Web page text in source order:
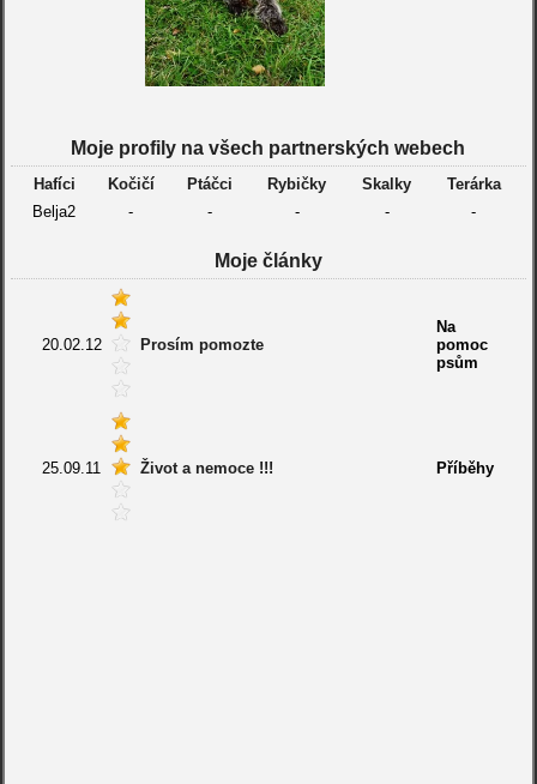
Moje profily na všech partnerských webech
Hafíci Kočičí Ptáčci Rybičky Skalky
Terárka
Belja2
- - - - -
Moje články
20.02.12 Prosím pomozte
Na
pomoc
psům
25.09.11 Život a nemoce !!! Příběhy